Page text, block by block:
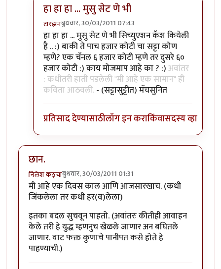
हा हा हा ... मुसु सेट णे भी
टारझनबुधवार, 30/03/2011 07:43
In reply toसहमत. हुकला तो संपला. कविताby
हा हा हा ... मुसु सेट णे भी सिच्युएशन कॅश कियेली
है .. :) बाकी ते पाच हजार कोटी चा सट्टा कोण
म्हणे? एक चॅनल ६ हजार कोटी म्हणे तर दुसरे ६०
हजार कोटी :) काय मोजमाप आहे का ? :)अवांतर
: कधीतरी हाती पडलेली "मी आहे एक सामान" ही
कविता आठवली.- (सट्टासुट्टीत) मॅचसुनित
प्रतिसाद देण्यासाठीलॉग इन कराकिंवासदस्य व्हा
छान.
निलेश कठ्चाबुधवार, 30/03/2011 01:31
मी आहे एक दिवस काल आणि आजसारखाच. (कधी
जिंकलेला तर कधी हर(व)लेला)
इतका बदल सुचवून पाहतो. (अवांतरः कीतीही आवाहन
केले तरी हे युद्ध म्हणनुच खेळले जाणार अन बघितले
जाणार. वाट फक्त कुणाचे पानीपत कसे होते हे
पाहण्याची.)